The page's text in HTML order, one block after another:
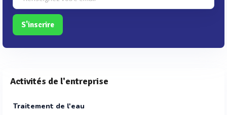
S'inscrire
Activités de l'entreprise
Traitement de l'eau